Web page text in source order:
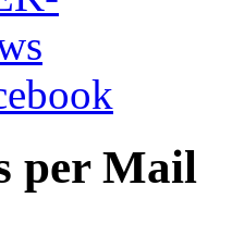
per Mail